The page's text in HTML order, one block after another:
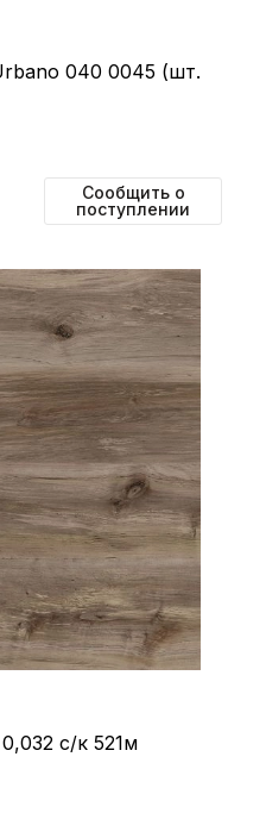
040 0045 (шт.
Сообщить о
поступлении
с/к 521м